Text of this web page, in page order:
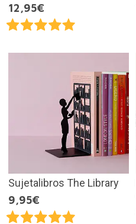
12,95€
Sujetalibros The Library
9,95€